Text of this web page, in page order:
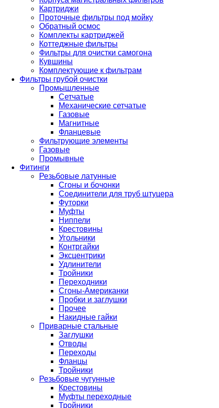
Картриджи
Проточные фильтры под мойку
Обратный осмос
Комплекты картриджей
Коттеджные фильтры
Фильтры для очистки самогона
Кувшины
Комплектующие к фильтрам
Фильтры грубой очистки
Промышленные
Сетчатые
Механические сетчатые
Газовые
Магнитные
Фланцевые
Фильтрующие элементы
Газовые
Промывные
Фитинги
Резьбовые латунные
Сгоны и бочонки
Соединители для труб штуцера
Футорки
Муфты
Ниппели
Крестовины
Угольники
Контргайки
Эксцентрики
Удлинители
Тройники
Переходники
Сгоны-Американки
Пробки и заглушки
Прочее
Накидные гайки
Приварные стальные
Заглушки
Отводы
Переходы
Фланцы
Тройники
Резьбовые чугунные
Крестовины
Муфты переходные
Тройники